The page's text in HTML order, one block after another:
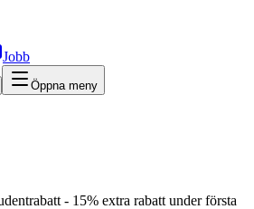
Jobb
Öppna meny
- 15% extra rabatt under första